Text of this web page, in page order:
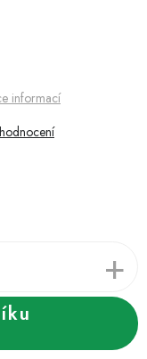
údajů
informací